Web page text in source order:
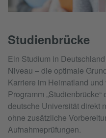
Studienbrücke
Ein Studium in
Niveau – die optimale
Karriere im Heimatland
Programm
deutsche Universität direkt
ohne zusätzliche
Aufnahmeprüfungen.